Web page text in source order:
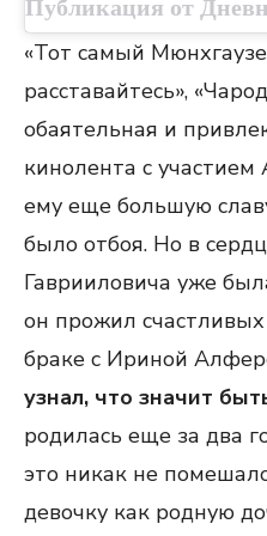
«Тот самый
расставайтесь»,
обаятельная и
кинолента с
ему еще большую
было отбоя. Но в
Гаврииловича уже
он прожил
браке с Ириной
узнал, что значит
родилась еще за два
это никак не
девочку как родную